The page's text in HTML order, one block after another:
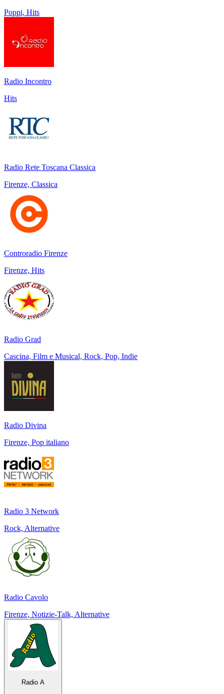
Poppi, Hits
Radio Incontro
Hits
Radio Rete Toscana Classica
Firenze, Classica
Controradio Firenze
Firenze, Hits
Radio Grad
Cascina, Film e Musical, Rock, Pop, Indie
Radio Divina
Firenze, Pop italiano
Radio 3 Network
Rock, Alternative
Radio Cavolo
Firenze, Notizie-Talk, Alternative
Radio A